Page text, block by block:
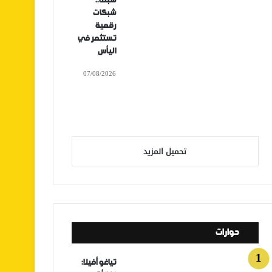
شبكات
رقمية
تستثمر في
اليأس
07/08/2026
تحميل المزيد
حوارات
تياغو أفيلا: